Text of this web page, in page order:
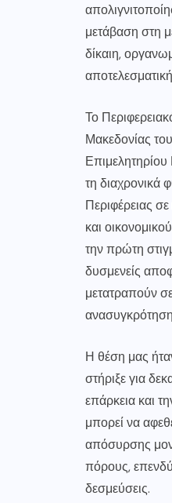
μετάβαση στη
δίκαιη,
Το
Μακεδονίας
τη διαχρονικά
Περιφέρειας
και
την πρώτη
δυσμενείς
μετατραπούν
Η θέση μας
στήριξε για
επάρκεια και
μπορεί να
απόσυρσης
πόρους,
δεσμεύσεις.